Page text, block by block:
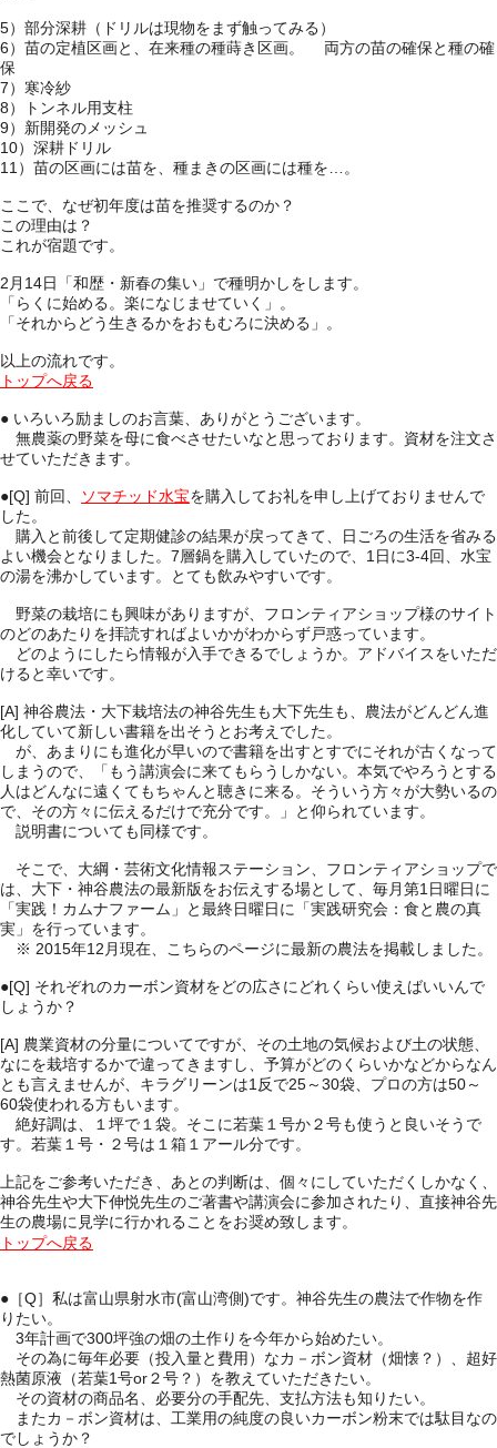
5）部分深耕（ドリルは現物をまず触ってみる）
6）苗の定植区画と、在来種の種蒔き区画。 両方の苗の確保と種の確
保
7）寒冷紗
8）トンネル用支柱
9）新開発のメッシュ
10）深耕ドリル
11）苗の区画には苗を、種まきの区画には種を…。
ここで、なぜ初年度は苗を推奨するのか？
この理由は？
これが宿題です。
2月14日「和歴・新春の集い」で種明かしをします。
「らくに始める。楽になじませていく」。
「それからどう生きるかをおもむろに決める」。
以上の流れです。
トップへ戻る
● いろいろ励ましのお言葉、ありがとうございます。
無農薬の野菜を母に食べさせたいなと思っております。資材を注文さ
せていただきます。
●[Q] 前回、 ソマチッド水宝を購入してお礼を申し上げておりませんで
した。
購入と前後して定期健診の結果が戻ってきて、日ごろの生活を省みる
よい機会となりました。7層鍋を購入していたので、1日に3-4回、水宝
の湯を沸かしています。とても飲みやすいです。
野菜の栽培にも興味がありますが、フロンティアショップ様のサイト
のどのあたりを拝読すればよいかがわからず戸惑っています。
どのようにしたら情報が入手できるでしょうか。アドバイスをいただ
けると幸いです。
[A] 神谷農法・大下栽培法の神谷先生も大下先生も、農法がどんどん進
化していて新しい書籍を出そうとお考えでした。
が、あまりにも進化が早いので書籍を出すとすでにそれが古くなって
しまうので、「もう講演会に来てもらうしかない。本気でやろうとする
人はどんなに遠くてもちゃんと聴きに来る。そういう方々が大勢いるの
で、その方々に伝えるだけで充分です。」と仰られています。
説明書についても同様です。
そこで、大綱・芸術文化情報ステーション、フロンティアショップで
は、大下・神谷農法の最新版をお伝えする場として、毎月第1日曜日に
「実践！カムナファーム」と最終日曜日に「実践研究会：食と農の真
実」を行っています。
※ 2015年12月現在、こちらのページに最新の農法を掲載しました。
●[Q] それぞれのカーボン資材をどの広さにどれくらい使えばいいんで
しょうか？
[A] 農業資材の分量についてですが、その土地の気候および土の状態、
なにを栽培するかで違ってきますし、予算がどのくらいかなどからなん
とも言えませんが、キラグリーンは1反で25～30袋、プロの方は50～
60袋使われる方もいます。
絶好調は、１坪で１袋。そこに若葉１号か２号も使うと良いそうで
す。若葉１号・２号は１箱１アール分です。
上記をご参考いただき、あとの判断は、個々にしていただくしかなく、
神谷先生や大下伸悦先生のご著書や講演会に参加されたり、直接神谷先
生の農場に見学に行かれることをお奨め致します。
トップへ戻る
●［Q］ 私は富山県射水市(富山湾側)です。神谷先生の農法で作物を作
りたい。
3年計画で300坪強の畑の土作りを今年から始めたい。
その為に毎年必要（投入量と費用）なカ－ボン資材（畑懐？）、超好
熱菌原液（若葉1号or２号？）を教えていただきたい。
その資材の商品名、必要分の手配先、支払方法も知りたい。
またカ－ボン資材は、工業用の純度の良いカーボン粉末では駄目なの
でしょうか？